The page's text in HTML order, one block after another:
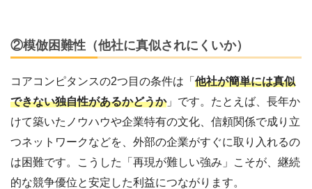
②模倣困難性（他社に真似されにくいか）
コアコンピタンスの2つ目の条件は「 他社が簡単には真似
できない独自性があるかどうか」です。たとえば、長年か
けて築いたノウハウや企業特有の文化、信頼関係で成り立
つネットワークなどを、外部の企業がすぐに取り入れるの
は困難です。
こうした「再現が難しい強み」こそが、継続
的な競争優位と安定した利益につながります。